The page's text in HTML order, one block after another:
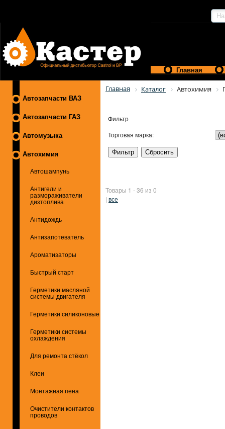
Главная
Автозапчасти ВАЗ
Автозапчасти ГАЗ
Автомузыка
Автохимия
Автошампунь
Антигели и
размораживатели
дизтоплива
Антидождь
Антизапотеватель
Ароматизаторы
Быстрый старт
Герметики масляной
системы двигателя
Герметики силиконовые
Герметики системы
охлаждения
Для ремонта стёкол
Клеи
Монтажная пена
Очистители контактов
проводов
Главная Каталог Автохимия
Фильтр
Торговая марка:
Товары 1 - 36 из 0
| все